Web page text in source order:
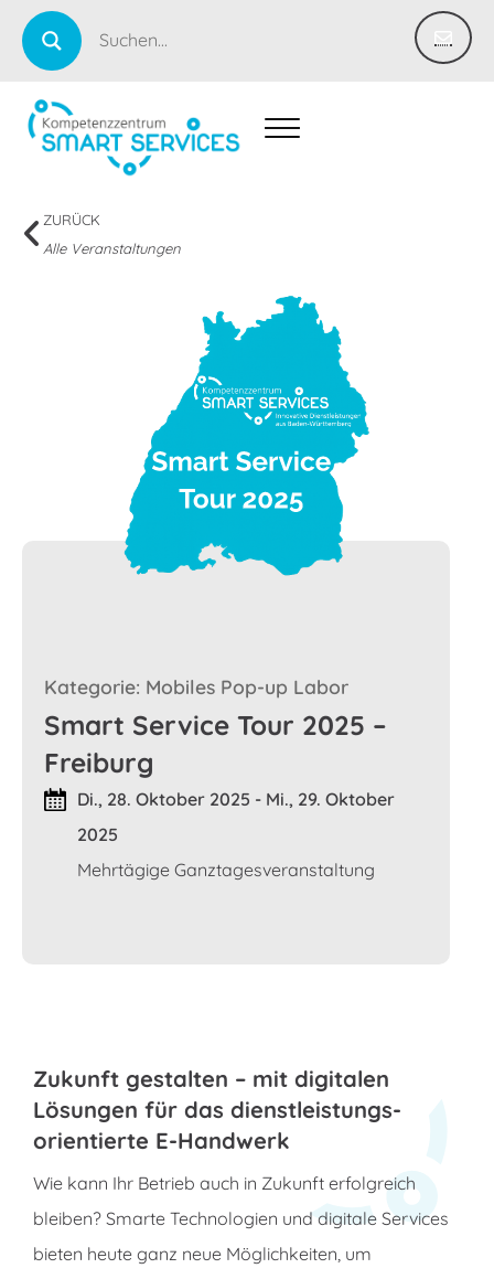
ZURÜCK
Alle Veranstaltungen
Kategorie: Mobiles Pop-up Labor
Smart Service Tour 2025 –
Freiburg
Di., 28. Oktober 2025 - Mi., 29. Oktober
2025
Mehrtägige Ganztagesveranstaltung
Zukunft gestalten – mit digitalen
Lösungen für das dienstleistungs-
orientierte E-Handwerk
Wie kann Ihr Betrieb auch in Zukunft erfolgreich
bleiben? Smarte Technologien und digitale Services
bieten heute ganz neue Möglichkeiten, um